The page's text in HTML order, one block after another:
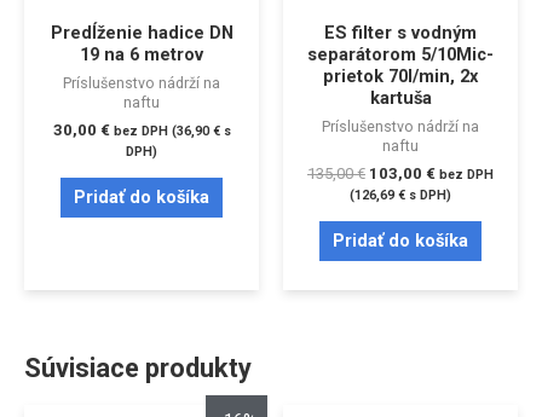
Predĺženie hadice DN
19 na 6 metrov
Príslušenstvo nádrží na
naftu
30,00 € bez DPH (36,90€s
DPH)
Pridať do košíka
ES filter s vodným
separátorom 5/10Mic-
prietok 70l/min, 2x
kartuša
Príslušenstvo nádrží na
naftu
135,00€ 103,00 € bez DPH
(126,69€ s DPH)
Pridať do košíka
Súvisiace produkty